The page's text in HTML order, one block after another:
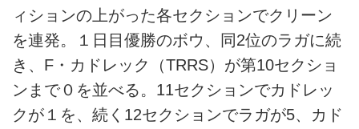
ィションの上がった各セクションでクリーン
を連発。１日目優勝のボウ、同2位のラガに続
き、F・カドレック（TRRS）が第10セクショ
ンまで０を並べる。11セクションでカドレッ
クが１を、続く12セクションでラガが5、カド